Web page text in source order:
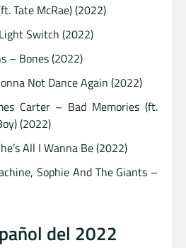
Tate McRae) (2022)
Switch (2022)
– Bones (2022)
Not Dance Again (2022)
Carter – Bad Memories (ft.
(2022)
All I Wanna Be (2022)
Sophie And The Giants –
del 2022